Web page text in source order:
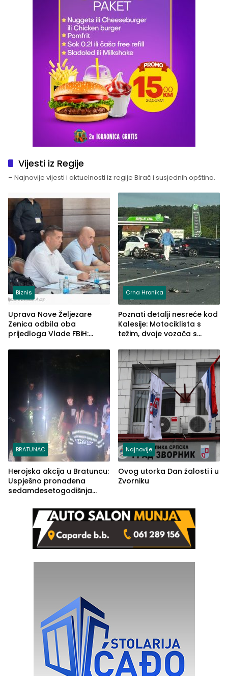
Vijesti iz Regije
– Najnovije vijesti i aktuelnosti iz regije Birač i susjednih opština.
Biznis
Uprava Nove Željezare
Zenica odbila oba
prijedloga Vlade FBiH:
rješenje
Crna Hronika
Poznati detalji nesreće kod
Kalesije: Motociklista s
težim, dvoje vozača s
BRATUNAC
Herojska akcija u Bratuncu:
Uspješno pronađena
sedamdesetogodišnja
Kravice.
Najnovije
Ovog utorka Dan žalosti i u
Zvorniku